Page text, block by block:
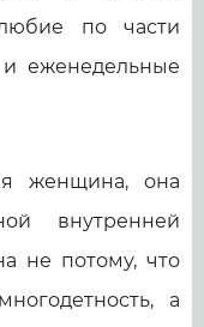
по части
и еженедельные
женщина, она
внутренней
не потому, что
а